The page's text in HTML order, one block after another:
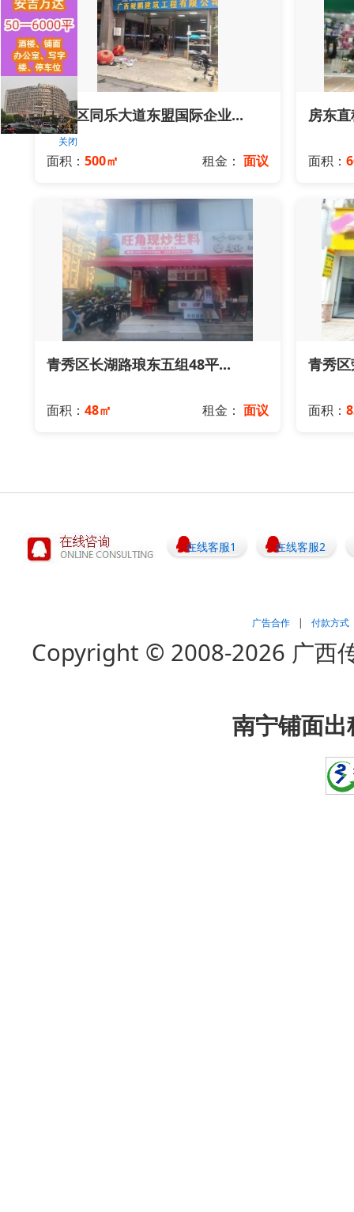
江南区同乐大道东盟国际企业...
面积： 500㎡ 租金： 面议
房东
面积：
青秀区长湖路琅东五组48平...
面积： 48㎡ 租金： 面议
青秀
面积：
在线客服1 在线客服2
广告合作 | 付款方式
Copyright © 2008-2026 广西
南宁铺面出
关闭